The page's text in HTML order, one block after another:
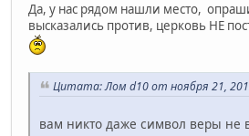
Да, у нас рядом нашли место,
высказались против, церковь НЕ
Цитата: Лом d10 от ноября 21,
вам никто даже символ веры не